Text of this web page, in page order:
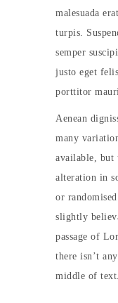
malesuada
turpis.
semper
justo eget
porttitor
Aenean
many
available, but
alteration in
or
slightly
passage of
there isn’t
middle of text.